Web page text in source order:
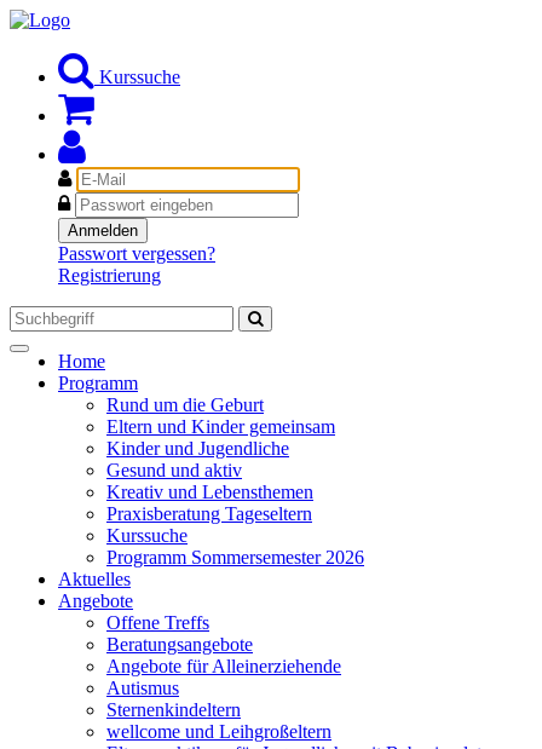
Kurssuche
E-
Mail
Passwort
Anmelden
Passwort vergessen?
Registrierung
Toggle
navigation
Home
Programm
Rund um die Geburt
Eltern und Kinder gemeinsam
Kinder und Jugendliche
Gesund und aktiv
Kreativ und Lebensthemen
Praxisberatung Tageseltern
Kurssuche
Programm Sommersemester 2026
Aktuelles
Angebote
Offene Treffs
Beratungsangebote
Angebote für Alleinerziehende
Autismus
Sternenkindeltern
wellcome und Leihgroßeltern